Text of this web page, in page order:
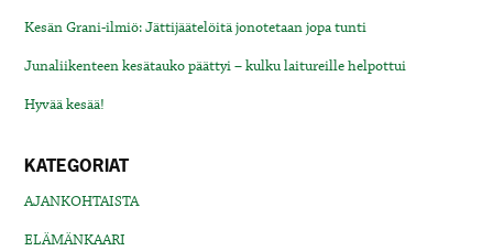
Kesän Grani-ilmiö: Jättijäätelöitä jonotetaan jopa tunti
Junaliikenteen kesätauko päättyi – kulku laitureille helpottui
Hyvää kesää!
KATEGORIAT
AJANKOHTAISTA
ELÄMÄNKAARI